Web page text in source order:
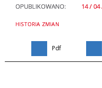
OPUBLIKOWANO:
14 / 04
HISTORIA ZMIAN
Pdf